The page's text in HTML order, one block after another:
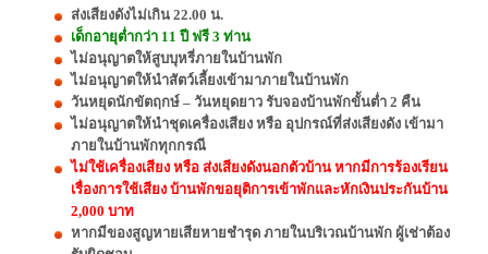
ส่งเสียงดังไม่เกิน 22.00 น.
เด็กอายุต่ำกว่า 11 ปี ฟรี 3 ท่าน
ไม่อนุญาตให้สูบบุหรี่ภายในบ้านพัก
ไม่อนุญาตให้นำสัตว์เลี้ยงเข้ามาภายในบ้านพัก
วันหยุดนักขัตฤกษ์ – วันหยุดยาว รับจองบ้านพักขั้นต่ำ 2 คืน
ไม่อนุญาตให้นำชุดเครื่องเสียง หรือ อุปกรณ์ที่ส่งเสียงดัง เข้ามา
ภายในบ้านพักทุกกรณี
ไม่ใช้เครื่องเสียง หรือ ส่งเสียงดังนอกตัวบ้าน หากมีการร้องเรียน
เรื่องการใช้เสียง บ้านพักขอยุติการเข้าพักและหักเงินประกันบ้าน
2,000 บาท
หากมีของสูญหายเสียหายชำรุด ภายในบริเวณบ้านพัก ผู้เช่าต้อง